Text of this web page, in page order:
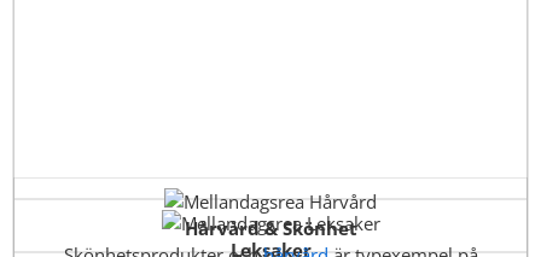
Leksaker
Hårvård & Skönhet